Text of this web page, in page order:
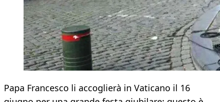
Papa Francesco li accoglierà in Vaticano il 16